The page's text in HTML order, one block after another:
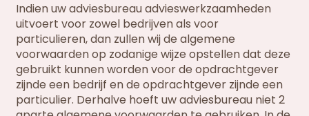
Indien uw adviesbureau advieswerkzaamheden
uitvoert voor zowel bedrijven als voor
particulieren, dan zullen wij de algemene
voorwaarden op zodanige wijze opstellen dat deze
gebruikt kunnen worden voor de opdrachtgever
zijnde een bedrijf en de opdrachtgever zijnde een
particulier. Derhalve hoeft uw adviesbureau niet 2